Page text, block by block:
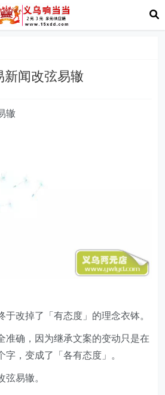
新闻改弦易辙
辙
于改掉了「有态度」的理念衣钵。
准确，因为继承文案的变动只是在
字，变成了「各有态度」。
弦易辙。